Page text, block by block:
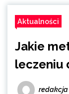
Aktualności
Jakie
leczeniu
redakcja